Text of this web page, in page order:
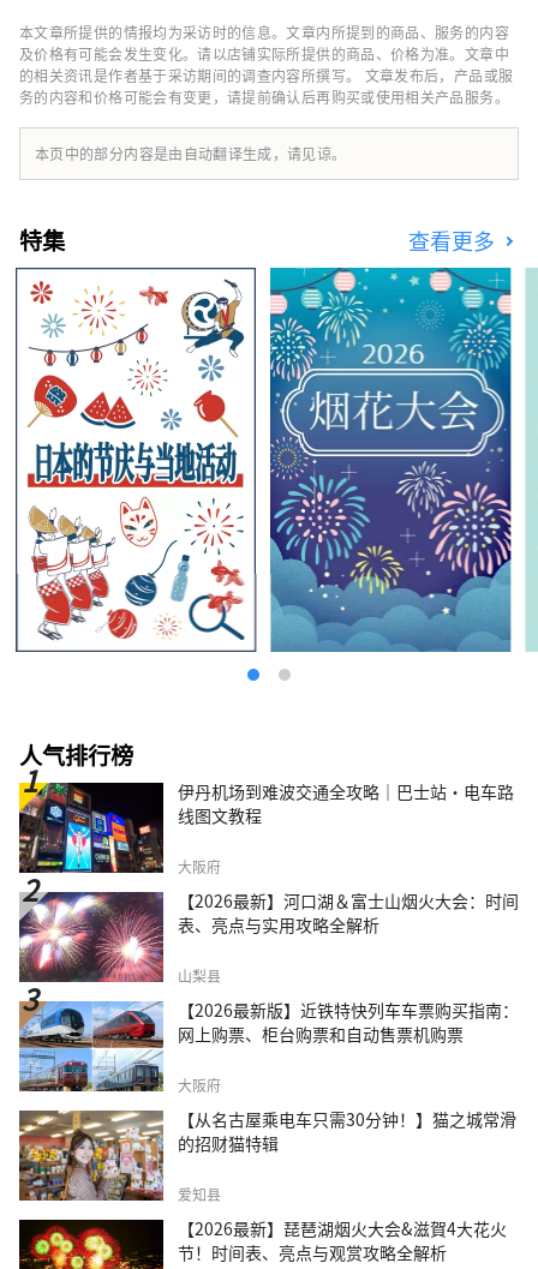
水果，无论甜度、香气还是风味，都是最高品质
的。 您可以品尝白桃、麝香葡萄、先锋葡萄等
时令水果！ 冈山还拥有世界级的旅游景点，包
括冈山城、日本三大名园之一的冈山后乐园以及
拥有历史、文化和艺术的仓敷美观地区！
本文章所提供的情报均为采访时的信息。文章内所提到的商品、服务的内容
及价格有可能会发生变化。请以店铺实际所提供的商品、价格为准。文章中
的相关资讯是作者基于采访期间的调查内容所撰写。 文章发布后，产品或服
务的内容和价格可能会有变更，请提前确认后再购买或使用相关产品服务。
本页中的部分内容是由自动翻译生成，请见谅。
特集 查看更多
人气排行榜
伊丹机场到难波交通全攻略｜巴士站・电车路
线图文教程
大阪府
【2026最新】河口湖＆富士山烟火大会：时间
表、亮点与实用攻略全解析
山梨县
【2026最新版】近铁特快列车车票购买指南：
网上购票、柜台购票和自动售票机购票
大阪府
【从名古屋乘电车只需30分钟！】猫之城常滑
的招财猫特辑
爱知县
【2026最新】琵琶湖烟火大会&滋賀4大花火
节！时间表、亮点与观赏攻略全解析